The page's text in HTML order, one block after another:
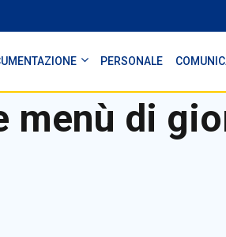
PERSONALE
menù di